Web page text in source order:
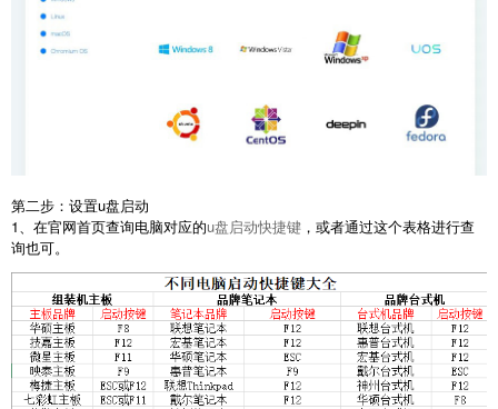
第二步：设置u盘启动
1、在官网首页查询电脑对应的u盘启动快捷键 ，或者通过这个表格进行查
询也可。